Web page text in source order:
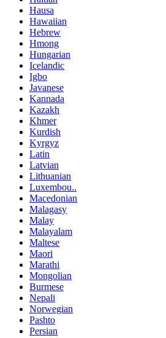
Hausa
Hawaiian
Hebrew
Hmong
Hungarian
Icelandic
Igbo
Javanese
Kannada
Kazakh
Khmer
Kurdish
Kyrgyz
Latin
Latvian
Lithuanian
Luxembou..
Macedonian
Malagasy
Malay
Malayalam
Maltese
Maori
Marathi
Mongolian
Burmese
Nepali
Norwegian
Pashto
Persian